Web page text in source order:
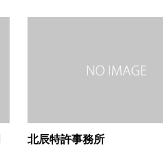
北辰特許事務所